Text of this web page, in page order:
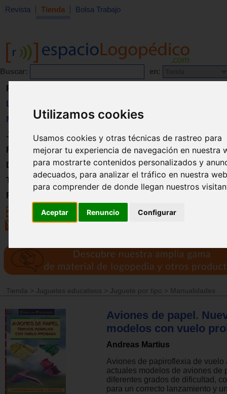
Utilizamos cookies
Usamos cookies y otras técnicas de rastreo para
mejorar tu experiencia de navegación en nuestra
para mostrarte contenidos personalizados y
adecuados, para analizar el tráfico en nuestra
para comprender de donde llegan nuestros
Aceptar Renuncio Configurar
Revista Tienda Bolsa Trabajo
Buscar: en:
Revista
Libros
Material
Juguetes
Formación
Directorio
Trabajo
Registro
Tienda > Juguetes educativos > Juguete por tipo > Manualidades
Aviones de papel.
modelos con vuelo
Andreas Martius
Aviones de papiroflexia de vuelo
actuales modelos de aviones de
diferentes grados de dificultad,
para un correcto lanzamiento y